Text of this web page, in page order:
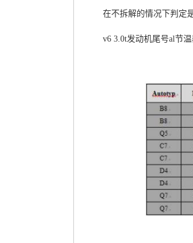
在不拆解的情况下判定
v6 3.0t发动机尾号al节